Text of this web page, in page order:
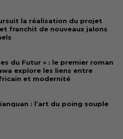
la réalisation du projet
franchit de nouveaux jalons
du Futur » : le premier roman
explore les liens entre
et modernité
: l’art du poing souple